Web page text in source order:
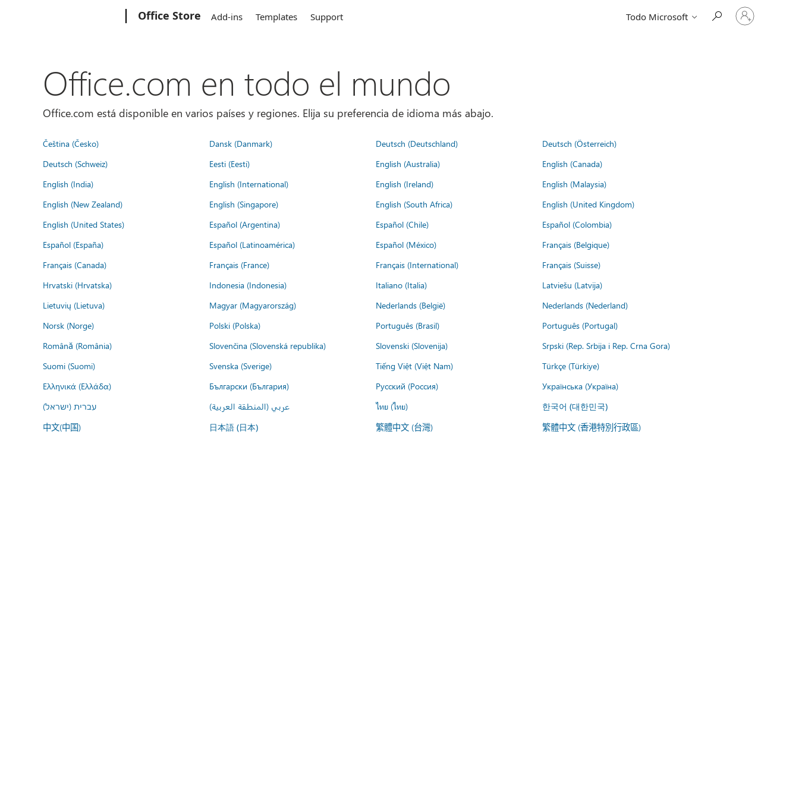
Office Store Add-ins Templates Support Todo Microsoft
Iniciar
sesión
Office.com en todo el mundo
Office.com está disponible en varios países y regiones. Elija su preferencia de idioma más abajo.
Čeština (Česko) Dansk (Danmark) Deutsch (Deutschland)
Deutsch (Österreich)
Deutsch (Schweiz)
Eesti (Eesti) English (Australia)
English (Canada)
English (India)
English (International) English (Ireland)
English (Malaysia)
English (New Zealand)
English (Singapore) English (South Africa)
English (United Kingdom)
English (United States)
Español (Argentina) Español (Chile)
Español (Colombia)
Español (España)
Español (Latinoamérica) Español (México)
Français (Belgique)
Français (Canada)
Français (France) Français (International)
Français (Suisse)
Hrvatski (Hrvatska)
Indonesia (Indonesia) Italiano (Italia)
Latviešu (Latvija)
Lietuvių (Lietuva)
Magyar (Magyarország) Nederlands (België)
Nederlands (Nederland)
Norsk (Norge)
Polski (Polska) Português (Brasil)
Português (Portugal)
Română (România)
Slovenčina (Slovenská republika) Slovenski (Slovenija)
Srpski (Rep. Srbija i Rep. Crna Gora)
Suomi (Suomi)
Svenska (Sverige) Tiếng Việt (Việt Nam)
Türkçe (Türkiye)
Ελληνικά (Ελλάδα)
Български (България) Русский (Россия)
Українська (Україна)
עברית (ישראל)
عربي (المنطقة العربية) ไทย (ไทย) 한국어 (대한민국)
中文(中国) 日本語 (日本) 繁體中文 (台灣) 繁體中文 (香港特別行政區)